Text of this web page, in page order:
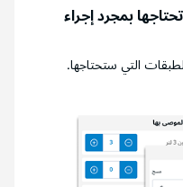
بمجرد إجراء
التي ستحتاجها.